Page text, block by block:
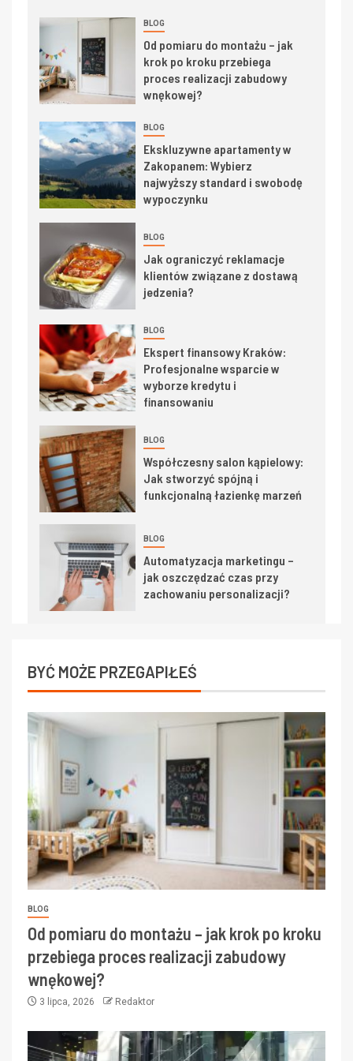
BLOG
Od pomiaru do montażu – jak
krok po kroku przebiega
proces realizacji zabudowy
wnękowej?
BLOG
Ekskluzywne apartamenty w
Zakopanem: Wybierz
najwyższy standard i swobodę
wypoczynku
BLOG
Jak ograniczyć reklamacje
klientów związane z dostawą
jedzenia?
BLOG
Ekspert finansowy Kraków:
Profesjonalne wsparcie w
wyborze kredytu i
finansowaniu
BLOG
Współczesny salon kąpielowy:
Jak stworzyć spójną i
funkcjonalną łazienkę marzeń
BLOG
Automatyzacja marketingu –
jak oszczędzać czas przy
zachowaniu personalizacji?
BYĆ MOŻE PRZEGAPIŁEŚ
BLOG
Od pomiaru do montażu – jak krok po kroku
przebiega proces realizacji zabudowy
wnękowej?
3 lipca, 2026 Redaktor